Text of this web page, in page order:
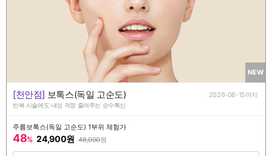
NEW
[천안점] 보톡스(독일 고순도) 2026-08-15까지
반복 시술에도 내성 걱정 줄여주는 순수톡신
주름보톡스(독일 고순도) 1부위 체험가
48% 24,900원 48,000원